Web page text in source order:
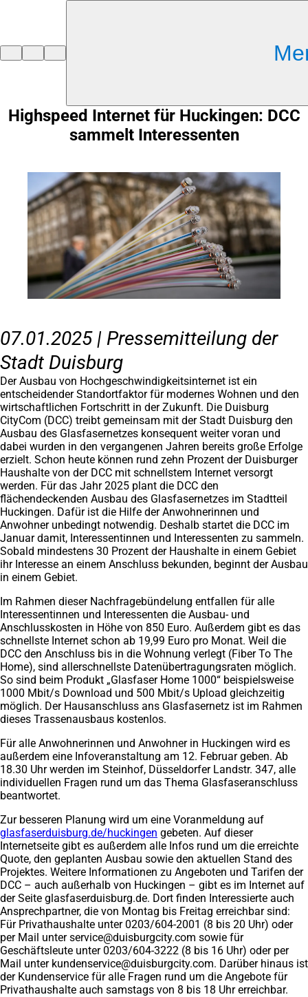
Highspeed Internet für Huckingen: DCC
sammelt Interessenten
07.01.2025 | Pressemitteilung der
Stadt Duisburg
Der Ausbau von Hochgeschwindigkeitsinternet ist ein
entscheidender Standortfaktor für modernes Wohnen und den
wirtschaftlichen Fortschritt in der Zukunft. Die Duisburg
CityCom (DCC) treibt gemeinsam mit der Stadt Duisburg den
Ausbau des Glasfasernetzes konsequent weiter voran und
dabei wurden in den vergangenen Jahren bereits große Erfolge
erzielt. Schon heute können rund zehn Prozent der Duisburger
Haushalte von der DCC mit schnellstem Internet versorgt
werden. Für das Jahr 2025 plant die DCC den
flächendeckenden Ausbau des Glasfasernetzes im Stadtteil
Huckingen. Dafür ist die Hilfe der Anwohnerinnen und
Anwohner unbedingt notwendig. Deshalb startet die DCC im
Januar damit, Interessentinnen und Interessenten zu sammeln.
Sobald mindestens 30 Prozent der Haushalte in einem Gebiet
ihr Interesse an einem Anschluss bekunden, beginnt der Ausbau
in einem Gebiet.
Im Rahmen dieser Nachfragebündelung entfallen für alle
Interessentinnen und Interessenten die Ausbau- und
Anschlusskosten in Höhe von 850 Euro. Außerdem gibt es das
schnellste Internet schon ab 19,99 Euro pro Monat. Weil die
DCC den Anschluss bis in die Wohnung verlegt (Fiber To The
Home), sind allerschnellste Datenübertragungsraten möglich.
So sind beim Produkt „Glasfaser Home 1000“ beispielsweise
1000 Mbit/s Download und 500 Mbit/s Upload gleichzeitig
möglich. Der Hausanschluss ans Glasfasernetz ist im Rahmen
dieses Trassenausbaus kostenlos.
Für alle Anwohnerinnen und Anwohner in Huckingen wird es
außerdem eine Infoveranstaltung am 12. Februar geben. Ab
18.30 Uhr werden im Steinhof, Düsseldorfer Landstr. 347, alle
individuellen Fragen rund um das Thema Glasfaseranschluss
beantwortet.
Zur besseren Planung wird um eine Voranmeldung auf
glasfaserduisburg.de/huckingen (Öffnet
in
einem
neuen
Tab)
gebeten. Auf dieser
Internetseite gibt es außerdem alle Infos rund um die erreichte
Quote, den geplanten Ausbau sowie den aktuellen Stand des
Projektes. Weitere Informationen zu Angeboten und Tarifen der
DCC – auch außerhalb von Huckingen – gibt es im Internet auf
der Seite glasfaserduisburg.de. Dort finden Interessierte auch
Ansprechpartner, die von Montag bis Freitag erreichbar sind:
Für Privathaushalte unter 0203/604-2001 (8 bis 20 Uhr) oder
per Mail unterservice duisburgcity com sowie für
Geschäftsleute unter 0203/604-3222 (8 bis 16 Uhr) oder per
Mail unter kundenservice duisburgcity com. Darüber hinaus ist
der Kundenservice für alle Fragen rund um die Angebote für
Privathaushalte auch samstags von 8 bis 18 Uhr erreichbar.